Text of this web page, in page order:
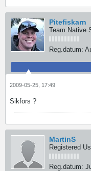
Pitefiskarn
Team Native
Reg.datum:
2009-05-25, 17:49
Sikfors ?
MartinS
Registered
Reg.datum: